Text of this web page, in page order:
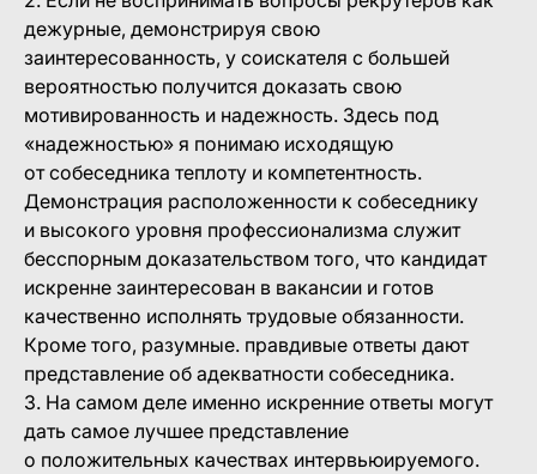
дежурные, демонстрируя свою
заинтересованность, у соискателя с большей
вероятностью получится доказать свою
мотивированность и надежность. Здесь под
«надежностью» я понимаю исходящую
от собеседника теплоту и компетентность.
Демонстрация расположенности к собеседнику
и высокого уровня профессионализма служит
бесспорным доказательством того, что кандидат
искренне заинтересован в вакансии и готов
качественно исполнять трудовые обязанности.
Кроме того, разумные. правдивые ответы дают
представление об адекватности собеседника.
3. На самом деле именно искренние ответы могут
дать самое лучшее представление
о положительных качествах интервьюируемого.